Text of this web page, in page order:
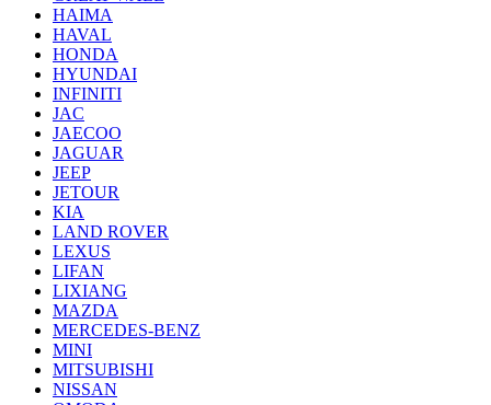
HAIMA
HAVAL
HONDA
HYUNDAI
INFINITI
JAC
JAECOO
JAGUAR
JEEP
JETOUR
KIA
LAND ROVER
LEXUS
LIFAN
LIXIANG
MAZDA
MERCEDES-BENZ
MINI
MITSUBISHI
NISSAN